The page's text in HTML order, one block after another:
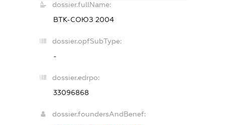
dossier.fullName:
ВТК-СОЮЗ 2004
dossier.opfSubType:
-
dossier.edrpo:
33096868
dossier.foundersAndBenef: